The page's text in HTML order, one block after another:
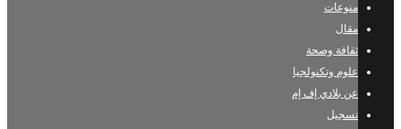
منوعات
مقال
ثقافة وصحة
علوم وتكنولجيا
عن بلادي إف إم
تسجيل